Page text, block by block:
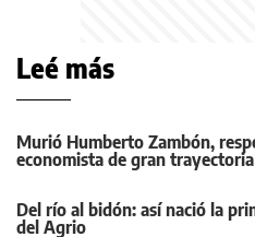
Leé más
Murió Humberto Zambón,
economista de gran trayectoria
Del río al bidón: así nació la
del Agrio